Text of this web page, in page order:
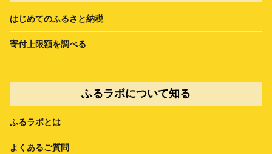
はじめてのふるさと納税
寄付上限額を調べる
ふるラボについて知る
ふるラボとは
よくあるご質問